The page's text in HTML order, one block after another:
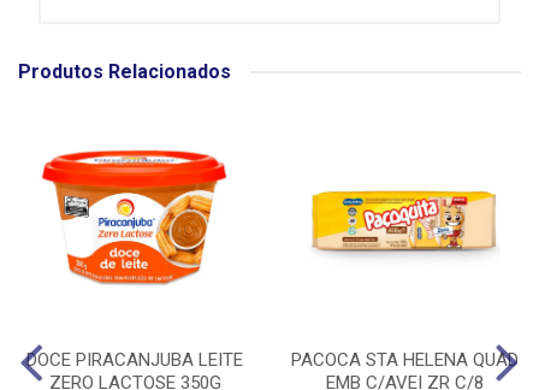
Produtos Relacionados
DOCE PIRACANJUBA LEITE
ZERO LACTOSE 350G
PACOCA STA HELENA QUAD
EMB C/AVEI ZR C/8